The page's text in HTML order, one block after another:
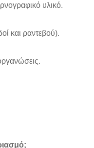
υλικό.
και ραντεβού).